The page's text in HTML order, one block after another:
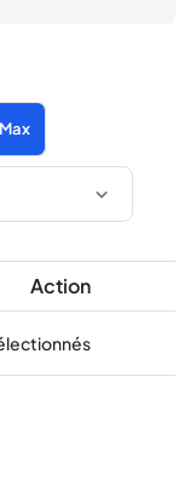
Max
Action